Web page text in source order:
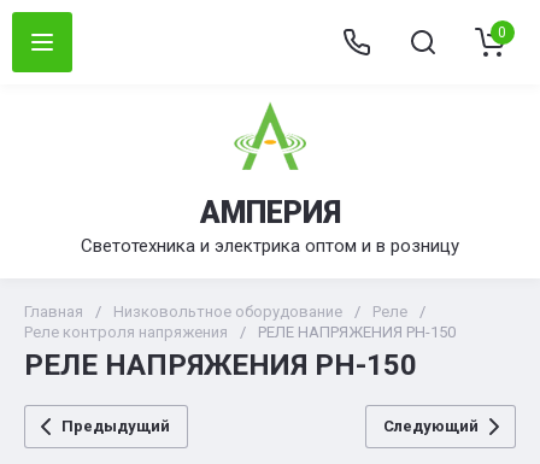
АМПЕРИЯ
Светотехника и электрика оптом и в розницу
0
Главная / Низковольтное оборудование / Реле
/
Реле контроля напряжения
/ РЕЛЕ НАПРЯЖЕНИЯ РН-150
РЕЛЕ НАПРЯЖЕНИЯ РН-150
Предыдущий Следующий